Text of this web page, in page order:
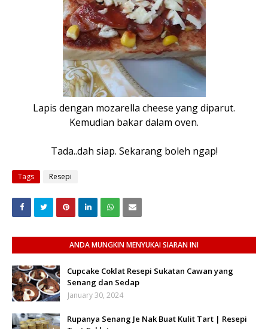
Lapis dengan mozarella cheese yang diparut.
Kemudian bakar dalam oven.
Tada..dah siap. Sekarang boleh ngap!
Tags Resepi
ANDA MUNGKIN MENYUKAI SIARAN INI
Cupcake Coklat Resepi Sukatan Cawan yang
Senang dan Sedap
January 30, 2024
Rupanya Senang Je Nak Buat Kulit Tart | Resepi